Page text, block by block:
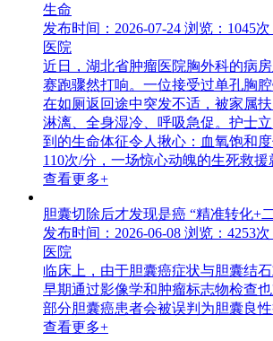
生命
发布时间：2026-07-24 浏览：1045次
医院
近日，湖北省肿瘤医院胸外科的病
赛跑骤然打响。一位接受过单孔胸
在如厕返回途中突发不适，被家属
淋漓、全身湿冷、呼吸急促。护士
到的生命体征令人揪心：血氧饱和
110次/分，一场惊心动魄的生死救援
查看更多+
胆囊切除后才发现是癌 “精准转化+
发布时间：2026-06-08 浏览：4253次
医院
临床上，由于胆囊癌症状与胆囊结
早期通过影像学和肿瘤标志物检查
部分胆囊癌患者会被误判为胆囊良性
查看更多+